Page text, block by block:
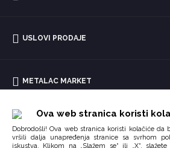
Ova web stranica koristi
Dobrodošli! Ova web stranica koristi kolačiće
vršili dalja unapređenja stranice sa svrhom
iskustva. Klikom na „Slažem se“ ili „X“,
USLOVI PRODAJE
METALAC MARKET